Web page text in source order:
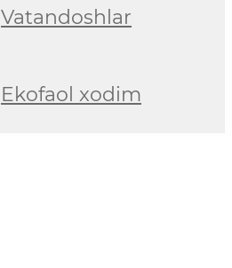
Vatandoshlar
Ekofaol xodim